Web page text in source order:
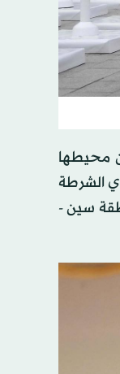
محيطها
الشرطة
سين -